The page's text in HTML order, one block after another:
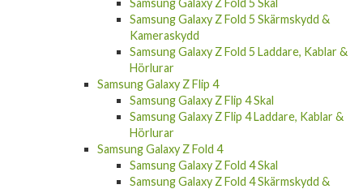
Samsung Galaxy Z Fold 5 Skärmskydd &
Kameraskydd
Samsung Galaxy Z Fold 5 Laddare, Kablar &
Hörlurar
Samsung Galaxy Z Flip 4
Samsung Galaxy Z Flip 4 Skal
Samsung Galaxy Z Flip 4 Laddare, Kablar &
Hörlurar
Samsung Galaxy Z Fold 4
Samsung Galaxy Z Fold 4 Skal
Samsung Galaxy Z Fold 4 Skärmskydd &